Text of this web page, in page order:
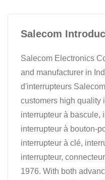
Salecom
Salecom Electronics
and manufacturer in
d'interrupteurs
customers high quality
interrupteur à bascule,
interrupteur à bouton-
interrupteur à clé,
interrupteur,
1976. With both